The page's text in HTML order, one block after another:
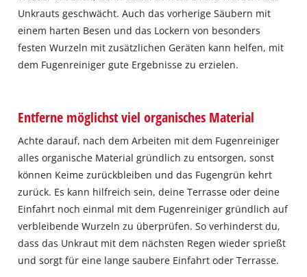
Unkrauts geschwächt. Auch das vorherige Säubern mit
einem harten Besen und das Lockern von besonders
festen Wurzeln mit zusätzlichen Geräten kann helfen, mit
dem Fugenreiniger gute Ergebnisse zu erzielen.
Entferne möglichst viel organisches Material
Achte darauf, nach dem Arbeiten mit dem Fugenreiniger
alles organische Material gründlich zu entsorgen, sonst
können Keime zurückbleiben und das Fugengrün kehrt
zurück. Es kann hilfreich sein, deine Terrasse oder deine
Einfahrt noch einmal mit dem Fugenreiniger gründlich auf
verbleibende Wurzeln zu überprüfen. So verhinderst du,
dass das Unkraut mit dem nächsten Regen wieder sprießt
und sorgt für eine lange saubere Einfahrt oder Terrasse.